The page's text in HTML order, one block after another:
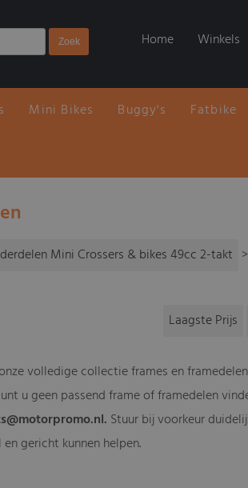
Home Winkels
Mini Bikes Buggy's Fatbike
Mini Crossers & bikes 49cc 2-takt >
Laagste Prijs
volledige collectie frames en
u geen passend frame of framedelen
. Stuur bij voorkeur
gericht kunnen helpen.